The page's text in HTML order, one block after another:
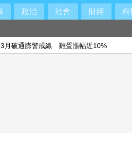
政治 社會 財經 科
月破通膨警戒線 雞蛋漲幅近10%